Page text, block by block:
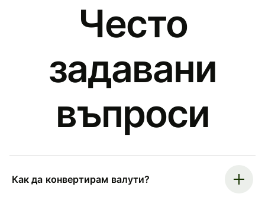
Често
задавани
въпроси
Как да конвертирам валути?